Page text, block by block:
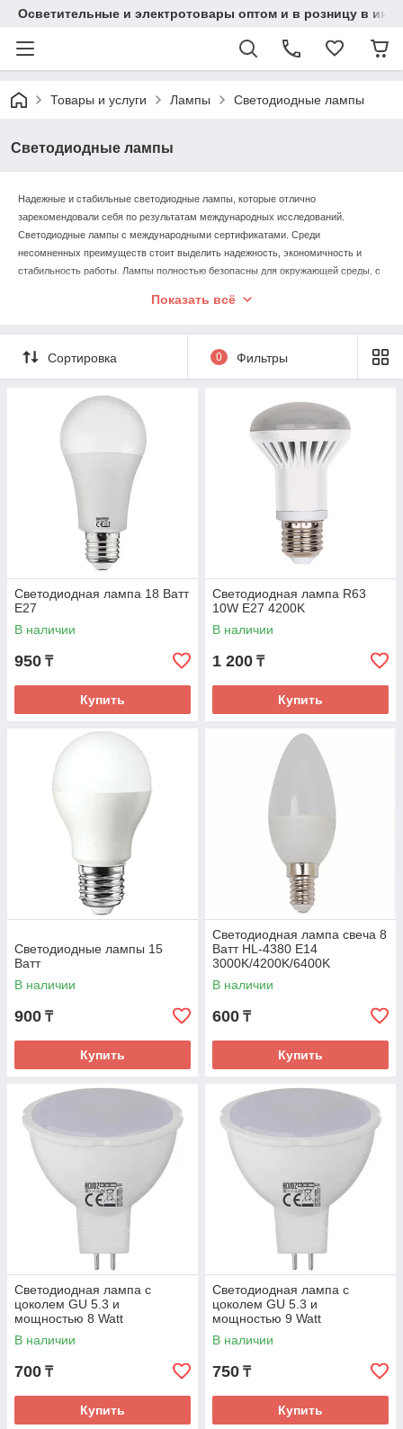
Осветительные и электротовары оптом и в розницу в
Товары и услуги Лампы Светодиодные лампы
Светодиодные лампы
Надежные и стабильные светодиодные лампы, которые отлично
зарекомендовали себя по результатам международных исследований.
Светодиодные лампы с международными сертификатами. Среди
несомненных преимуществ стоит выделить надежность, экономичность и
стабильность работы. Лампы полностью безопасны для окружающей среды, с
Отсутствие мерцания позволяет не переживать о последствиях для зрения
Показать всё
Сортировка 0 Фильтры
Светодиодная лампа 18 Ватт
E27
В наличии
950 ₸
Купить
Светодиодная лампа R63
10W E27 4200K
В наличии
1 200 ₸
Купить
Светодиодные лампы 15
Ватт
В наличии
900 ₸
Купить
Светодиодная лампа свеча 8
Ватт HL-4380 E14
3000K/4200K/6400K
В наличии
600 ₸
Купить
Светодиодная лампа с
цоколем GU 5.3 и
мощностью 8 Watt
В наличии
700 ₸
Купить
Светодиодная лампа с
цоколем GU 5.3 и
мощностью 9 Watt
В наличии
750 ₸
Купить